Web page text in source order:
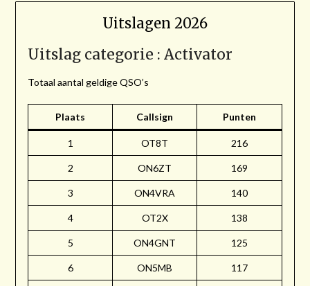
Uitslagen 2026
Uitslag categorie : Activator
Totaal aantal geldige QSO’s
Plaats Callsign Punten
1 OT8T 216
2 ON6ZT 169
3 ON4VRA 140
4 OT2X 138
5 ON4GNT 125
6 ON5MB 117